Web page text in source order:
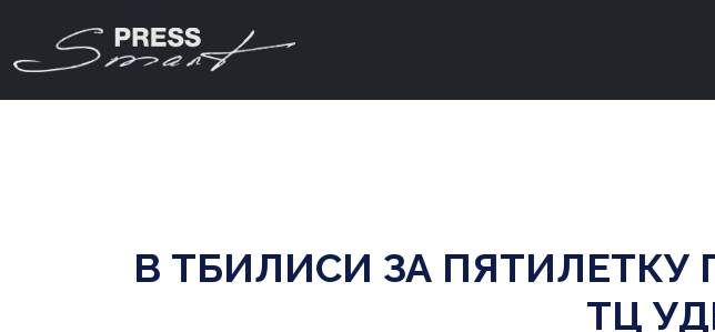
В ТБИЛИСИ ЗА
ТЦ